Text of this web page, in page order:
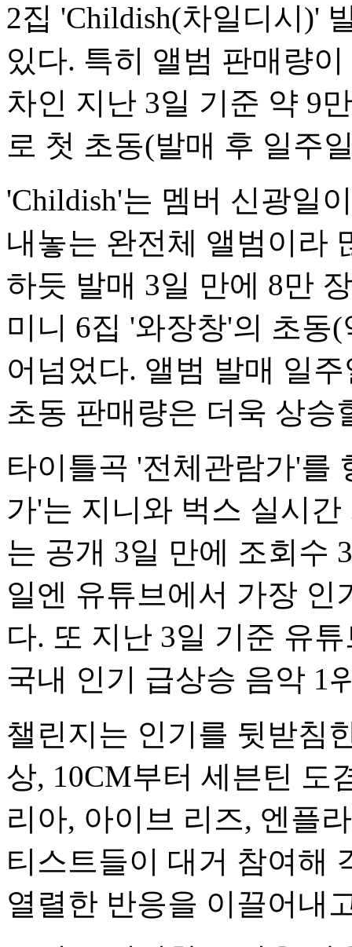
2집 'Childish(차일디시)'
있다. 특히 앨범 판매량
차인 지난 3일 기준 약 9
로 첫 초동(발매 후 일주
'Childish'는 멤버 신광일
내놓는 완전체 앨범이라
하듯 발매 3일 만에 8만
미니 6집 '와장창'의 초동
어넘었다. 앨범 발매 일
초동 판매량은 더욱 상승
타이틀곡 '전체관람가'를
가'는 지니와 벅스 실시
는 공개 3일 만에 조회수
일엔 유튜브에서 가장 인
다. 또 지난 3일 기준 유
국내 인기 급상승 음악 1
챌린지는 인기를 뒷받침
상, 10CM부터 세븐틴 도
리아, 아이브 리즈, 엔플
티스트들이 대거 참여해
열렬한 반응을 이끌어내